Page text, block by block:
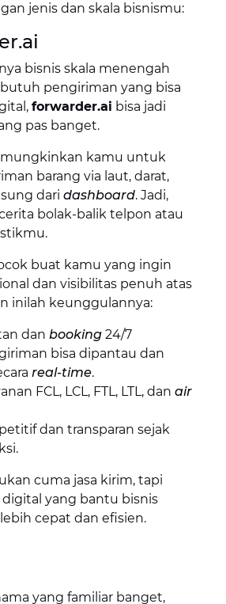
jenis dan skala bisnismu:
bisnis skala menengah
pengiriman yang bisa
forwarder.ai bisa jadi
pas banget.
kamu untuk
barang via laut, darat,
dari dashboard. Jadi,
bolak-balik telpon atau
buat kamu yang ingin
dan visibilitas penuh atas
inilah keunggulannya:
dan booking24/7
bisa dipantau dan
real-time.
FCL, LCL, FTL, LTL, dan air
dan transparan sejak
cuma jasa kirim, tapi
yang bantu bisnis
cepat dan efisien.
yang familiar banget,